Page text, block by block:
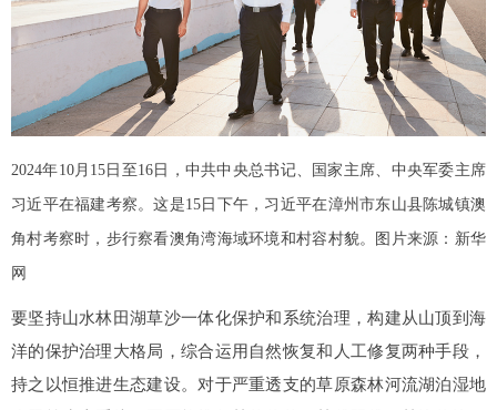
2024年10月15日至16日，中共中央总书记、国家主席、中央军委主席
习近平在福建考察。这是15日下午，习近平在漳州市东山县陈城镇澳
角村考察时，步行察看澳角湾海域环境和村容村貌。图片来源：新华
网
要坚持山水林田湖草沙一体化保护和系统治理，构建从山顶到海
洋的保护治理大格局，综合运用自然恢复和人工修复两种手段，
持之以恒推进生态建设。对于严重透支的草原森林河流湖泊湿地